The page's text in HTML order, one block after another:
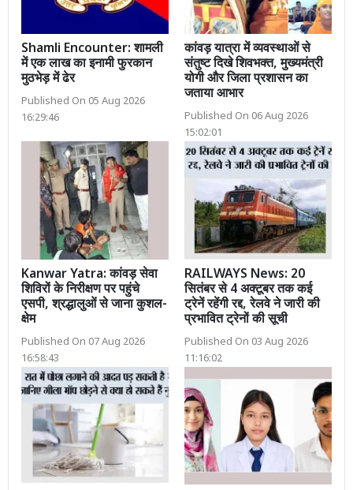
Shamli Encounter: शामली
में एक लाख का इनामी फुरकान
मुठभेड़ में ढेर
Published On 05 Aug 2026
16:29:46
कांवड़ यात्रा में व्यवस्थाओं से
संतुष्ट दिखे शिवभक्त, मुख्यमंत्री
योगी और जिला प्रशासन का
जताया आभार
Published On 06 Aug 2026
15:02:01
Kanwar Yatra: कांवड़ सेवा
शिविरों के निरीक्षण पर पहुंचे
एसपी, श्रद्धालुओं से जाना कुशल-
क्षेम
Published On 07 Aug 2026
16:58:43
RAILWAYS News: 20
सितंबर से 4 अक्टूबर तक कई
ट्रेनें रहेंगी रद्द, रेलवे ने जारी की
प्रभावित ट्रेनों की सूची
Published On 03 Aug 2026
11:16:02